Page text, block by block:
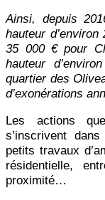
Ainsi, depuis
hauteur
35 000 € pour
hauteur
quartier des
d’exonérations
Les actions
s’inscrivent
petits travaux
résidentielle,
proximité…